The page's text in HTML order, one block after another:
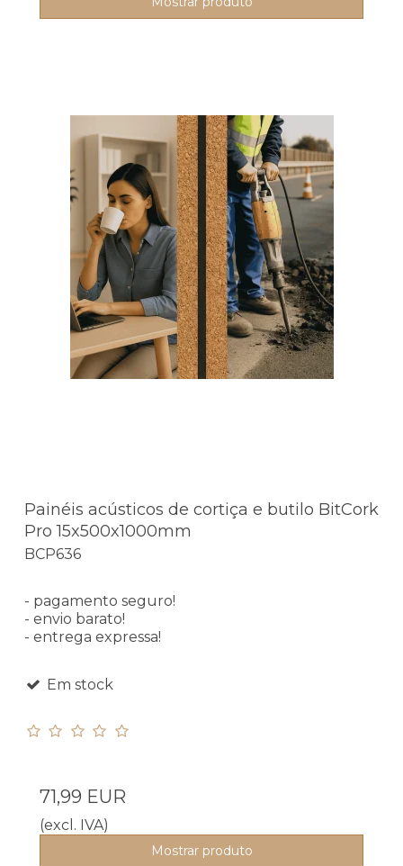
Painéis acústicos de cortiça e butilo BitCork
Pro 15x500x1000mm
BCP636
- pagamento seguro!
- envio barato!
- entrega expressa!
Em stock
71,99 EUR
(excl. IVA)
Mostrar produto